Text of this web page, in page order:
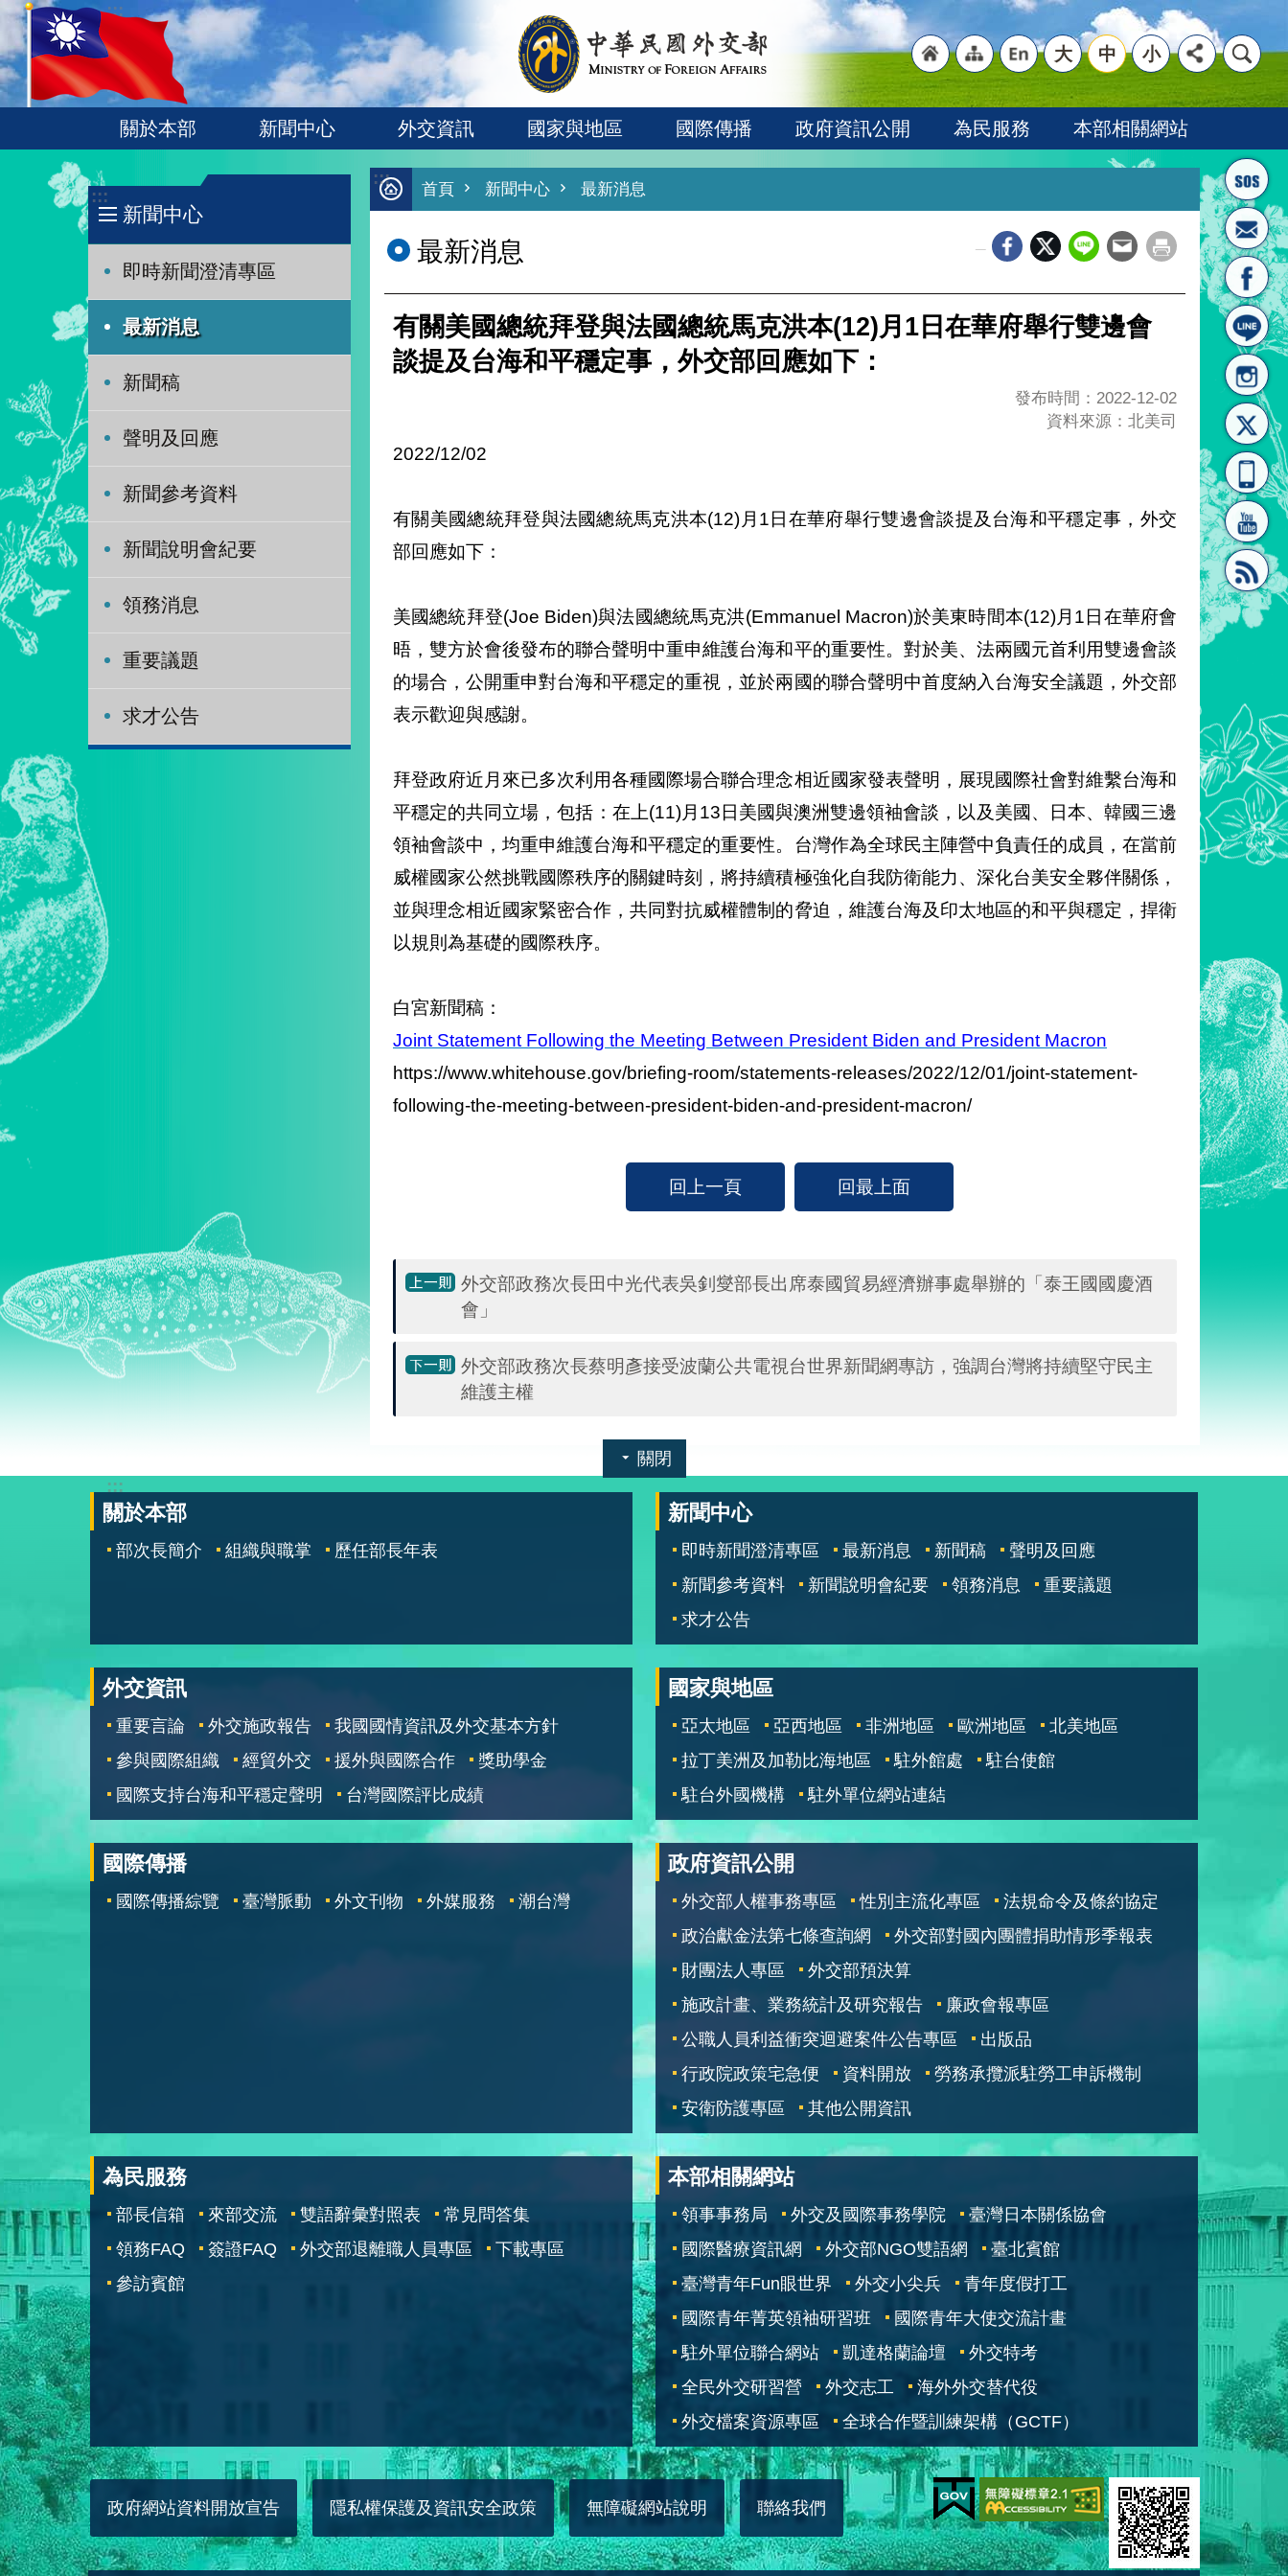
跳到主要內容區塊
:::
首頁
結]"
"網
站導
[連
"英
文語
大 中 小
關於本部 新聞中心 外交資訊 國家與地區 國際傳播 政府資訊公開 為民服務 本部相關網站
:::
新聞中心
即時新聞澄清專區
最新消息
新聞稿
聲明及回應
新聞參考資料
新聞說明會紀要
領務消息
重要議題
求才公告
:::
首頁 新聞中心 最新消息
最新消息
有關美國總統拜登與法國總統馬克洪本(12)月1日在華府舉行雙邊會
談提及台海和平穩定事，外交部回應如下：
發布時間：2022-12-02
資料來源：北美司
2022/12/02
有關美國總統拜登與法國總統馬克洪本(12)月1日在華府舉行雙邊會談提及台海和平穩定事，外交
部回應如下：
美國總統拜登(Joe Biden)與法國總統馬克洪(Emmanuel Macron)於美東時間本(12)月1日在華府會
晤，雙方於會後發布的聯合聲明中重申維護台海和平的重要性。對於美、法兩國元首利用雙邊會談
的場合，公開重申對台海和平穩定的重視，並於兩國的聯合聲明中首度納入台海安全議題，外交部
表示歡迎與感謝。
拜登政府近月來已多次利用各種國際場合聯合理念相近國家發表聲明，展現國際社會對維繫台海和
平穩定的共同立場，包括：在上(11)月13日美國與澳洲雙邊領袖會談，以及美國、日本、韓國三邊
領袖會談中，均重申維護台海和平穩定的重要性。台灣作為全球民主陣營中負責任的成員，在當前
威權國家公然挑戰國際秩序的關鍵時刻，將持續積極強化自我防衛能力、深化台美安全夥伴關係，
並與理念相近國家緊密合作，共同對抗威權體制的脅迫，維護台海及印太地區的和平與穩定，捍衛
以規則為基礎的國際秩序。
白宮新聞稿：
Joint Statement Following the Meeting Between President Biden and President Macron
https://www.whitehouse.gov/briefing-room/statements-releases/2022/12/01/joint-statement-
following-the-meeting-between-president-biden-and-president-macron/
回上一頁 回最上面
外交部政務次長田中光代表吳釗燮部長出席泰國貿易經濟辦事處舉辦的「泰王國國慶酒
會」
外交部政務次長蔡明彥接受波蘭公共電視台世界新聞網專訪，強調台灣將持續堅守民主
維護主權
關閉
:::
關於本部
部次長簡介 組織與職掌 歷任部長年表
新聞中心
即時新聞澄清專區 最新消息 新聞稿
聲明及回應
新聞參考資料
新聞說明會紀要 領務消息
重要議題
求才公告
外交資訊
重要言論 外交施政報告
我國國情資訊及外交基本方針
參與國際組織
經貿外交 援外與國際合作
獎助學金
國際支持台海和平穩定聲明
台灣國際評比成績
國家與地區
亞太地區 亞西地區 非洲地區 歐洲地區
北美地區
拉丁美洲及加勒比海地區
駐外館處
駐台使館
駐台外國機構
駐外單位網站連結
國際傳播
國際傳播綜覽 臺灣脈動 外文刊物 外媒服務 潮台灣
政府資訊公開
外交部人權事務專區 性別主流化專區
法規命令及條約協定
政治獻金法第七條查詢網
外交部對國內團體捐助情形季報表
財團法人專區
外交部預決算
施政計畫、業務統計及研究報告
廉政會報專區
公職人員利益衝突迴避案件公告專區
出版品
行政院政策宅急便
資料開放
勞務承攬派駐勞工申訴機制
安衛防護專區
其他公開資訊
為民服務
部長信箱 來部交流 雙語辭彙對照表
常見問答集
領務FAQ
簽證FAQ 外交部退離職人員專區
下載專區
參訪賓館
本部相關網站
領事事務局 外交及國際事務學院
臺灣日本關係協會
國際醫療資訊網
外交部NGO雙語網
臺北賓館
臺灣青年Fun眼世界
外交小尖兵
青年度假打工
國際青年菁英領袖研習班
國際青年大使交流計畫
駐外單位聯合網站
凱達格蘭論壇
外交特考
全民外交研習營
外交志工
海外外交替代役
外交檔案資源專區
全球合作暨訓練架構（GCTF）
政府網站資料開放宣告 隱私權保護及資訊安全政策 無障礙網站說明 聯絡我們